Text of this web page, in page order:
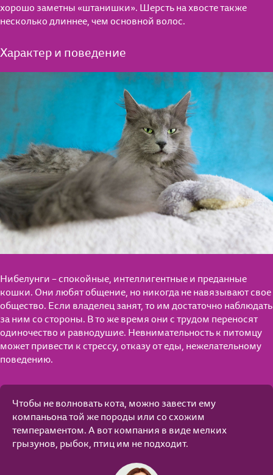
хорошо заметны «штанишки». Шерсть на хвосте также
несколько длиннее, чем основной волос.
Характер и поведение
Нибелунги – спокойные, интеллигентные и преданные
кошки. Они любят общение, но никогда не навязывают свое
общество. Если владелец занят, то им достаточно наблюдать
за ним со стороны. В то же время они с трудом переносят
одиночество и равнодушие. Невнимательность к питомцу
может привести к стрессу, отказу от еды, нежелательному
поведению.
Чтобы не волновать кота, можно завести ему
компаньона той же породы или со схожим
темпераментом. А вот компания в виде мелких
грызунов, рыбок, птиц им не подходит.